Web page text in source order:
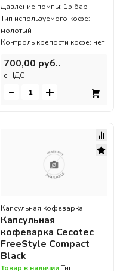
Давление помпы: 15 бар
Тип используемого кофе:
молотый
Контроль крепости кофе: нет
700,00 руб..
c НДС
- +
Капсульная кофеварка
Капсульная
кофеварка Cecotec
FreeStyle Compact
Black
Товар в наличииТип: